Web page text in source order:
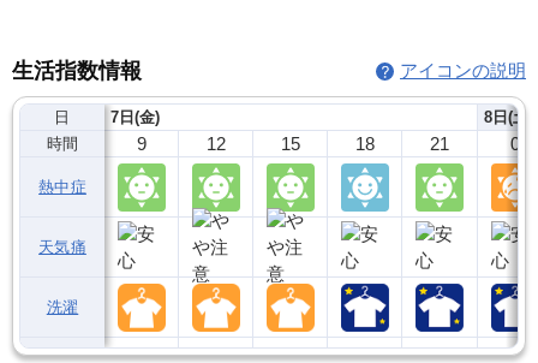
生活指数情報 アイコンの説明
日
時間
熱中症
天気痛
洗濯
7日(金)
9 12 15 18 21
8日(土)
0